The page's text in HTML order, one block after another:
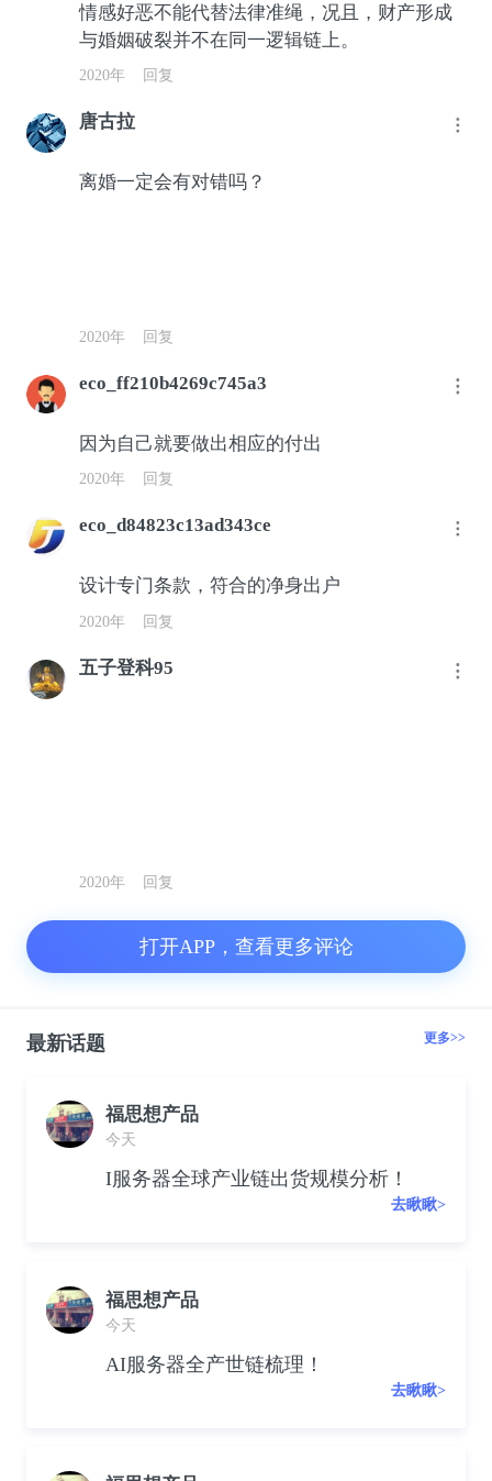
情感好恶不能代替法律准绳，况且，财产形成
与婚姻破裂并不在同一逻辑链上。
2020年 回复
唐古拉
离婚一定会有对错吗？
2020年 回复
eco_ff210b4269c745a3
因为自己就要做出相应的付出
2020年 回复
eco_d84823c13ad343ce
设计专门条款，符合的净身出户
2020年 回复
五子登科95
2020年 回复
打开APP，查看更多评论
最新话题 更多>>
福思想产品
今天
I服务器全球产业链出货规模分析！
去瞅瞅>
福思想产品
今天
AI服务器全产世链梳理！
去瞅瞅>